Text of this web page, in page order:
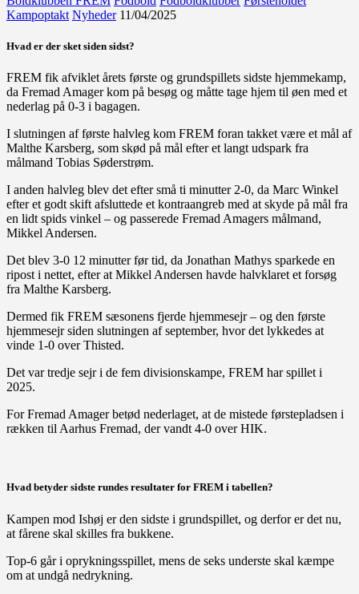
Kampoptakt Nyheder 11/04/2025
Hvad er der sket siden sidst?
FREM fik afviklet årets første og grundspillets sidste hjemmekamp,
da Fremad Amager kom på besøg og måtte tage hjem til øen med et
nederlag på 0-3 i bagagen.
I slutningen af første halvleg kom FREM foran takket være et mål af
Malthe Karsberg, som skød på mål efter et langt udspark fra
målmand Tobias Søderstrøm.
I anden halvleg blev det efter små ti minutter 2-0, da Marc Winkel
efter et godt skift afsluttede et kontraangreb med at skyde på mål fra
en lidt spids vinkel – og passerede Fremad Amagers målmand,
Mikkel Andersen.
Det blev 3-0 12 minutter før tid, da Jonathan Mathys sparkede en
ripost i nettet, efter at Mikkel Andersen havde halvklaret et forsøg
fra Malthe Karsberg.
Dermed fik FREM sæsonens fjerde hjemmesejr – og den første
hjemmesejr siden slutningen af september, hvor det lykkedes at
vinde 1-0 over Thisted.
Det var tredje sejr i de fem divisionskampe, FREM har spillet i
2025.
For Fremad Amager betød nederlaget, at de mistede førstepladsen i
rækken til Aarhus Fremad, der vandt 4-0 over HIK.
Hvad betyder sidste rundes resultater for FREM i tabellen?
Kampen mod Ishøj er den sidste i grundspillet, og derfor er det nu,
at fårene skal skilles fra bukkene.
Top-6 går i oprykningsspillet, mens de seks underste skal kæmpe
om at undgå nedrykning.